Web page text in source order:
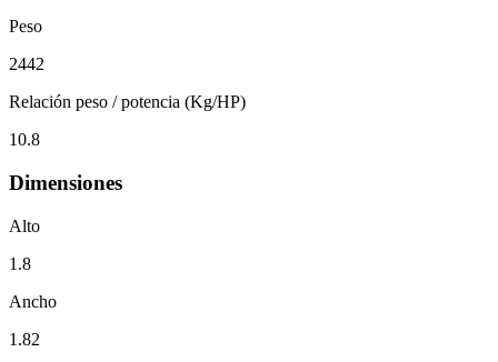
Peso
2442
Relación peso / potencia (Kg/HP)
10.8
Dimensiones
Alto
1.8
Ancho
1.82